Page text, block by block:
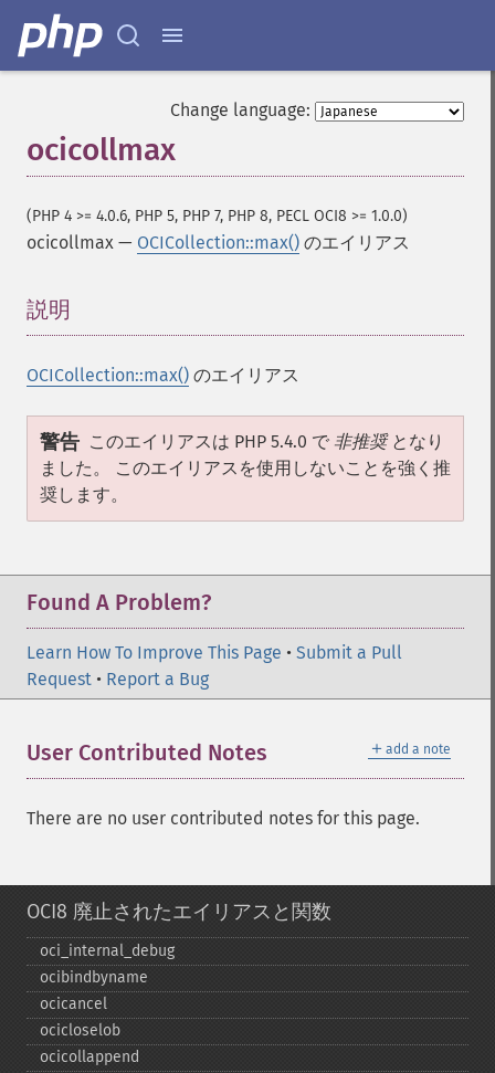
Change language:
ocicollmax
(PHP 4 >= 4.0.6, PHP 5, PHP 7, PHP 8, PECL OCI8 >= 1.0.0)
ocicollmax — OCICollection::max() のエイリアス
説明
OCICollection::max() のエイリアス
警告 このエイリアスは PHP 5.4.0 で 非推奨となり
ました。 このエイリアスを使用しないことを強く推
奨します。
Found A Problem?
Learn How To Improve This Page • Submit a Pull
Request • Report a Bug
＋ add a note
User Contributed Notes
There are no user contributed notes for this page.
OCI8 廃止されたエイリアスと関数
oci_​internal_​debug
ocibindbyname
ocicancel
ocicloselob
ocicollappend